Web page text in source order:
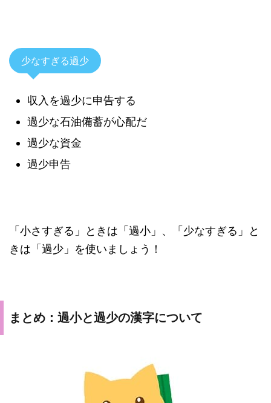
少なすぎる過少
収入を過少に申告する
過少な石油備蓄が心配だ
過少な資金
過少申告
「小さすぎる」ときは「過小」、「少なすぎる」と
きは「過少」を使いましょう！
まとめ：過小と過少の漢字について